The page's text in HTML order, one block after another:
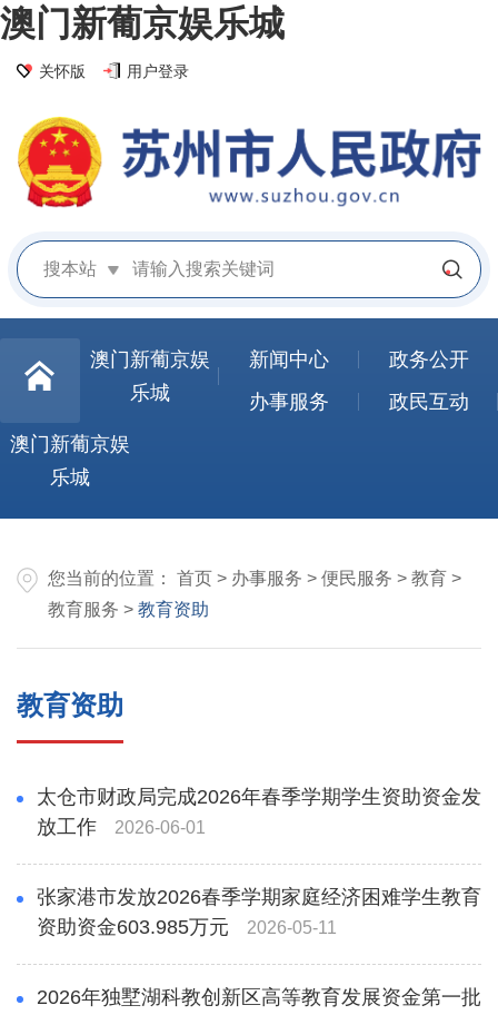
澳门新葡京娱乐城
关怀版 用户登录
搜本站
澳门新葡京娱
乐城
新闻中心
政务公开
办事服务
政民互动
澳门新葡京娱
乐城
您当前的位置： 首页 > 办事服务 > 便民服务 > 教育 >
教育服务 > 教育资助
教育资助
太仓市财政局完成2026年春季学期学生资助资金发
放工作
2026-06-01
张家港市发放2026春季学期家庭经济困难学生教育
资助资金603.985万元
2026-05-11
2026年独墅湖科教创新区高等教育发展资金第一批